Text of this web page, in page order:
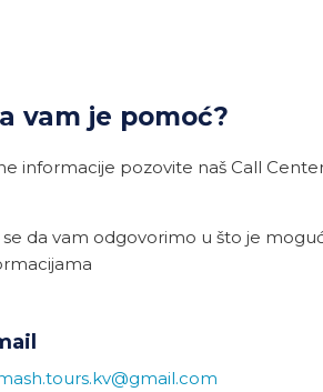
vam je pomoć?
informacije pozovite naš Call
da vam odgovorimo u što je